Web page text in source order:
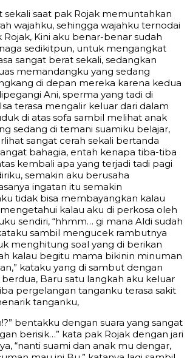
sekali saat pak Rojak memuntahkan
wajahku, sehingga wajahku ternodai
Kini aku benar-benar sudah
sedikitpun, untuk mengangkat
sangat berat sekali, sedangkan
memandangku yang sedang
di depan mereka karena kedua
Ani, sperma yang tadi di
terasa mengalir keluar dari dalam
di atas sofa sambil melihat anak
sedang di temani suamiku belajar,
sangat cerah sekali bertanda
bahagia, entah kenapa tiba-tiba
kembali apa yang terjadi tadi pagi
semakin aku berusaha
ingatan itu semakin
tidak bisa membayangkan kalau
kalau aku di perkosa oleh
sendiri, “hhmm… gi mana Aldi sudah
sambil mengucek rambutnya
menghitung soal yang di berikan
kalau begitu mama bikinin minuman
kataku yang di sambut dengan
Baru satu langkah aku keluar
pergelangan tanganku terasa sakit
tanganku,
bentakku dengan suara yang sangat
berisik…” kata pak Rojak dengan jari
“nanti suami dan anak mu dengar,